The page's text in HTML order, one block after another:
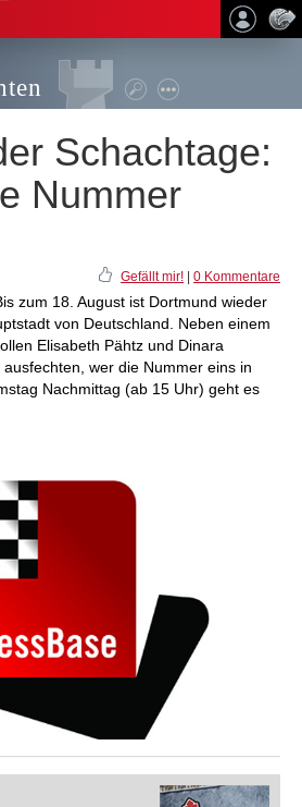
Schachtage:
Nummer
Gefällt mir! 0 Kommentare
zum 18. August ist Dortmund wieder
von Deutschland. Neben einem
Elisabeth Pähtz und Dinara
wer die Nummer eins in
Nachmittag (ab 15 Uhr) geht es